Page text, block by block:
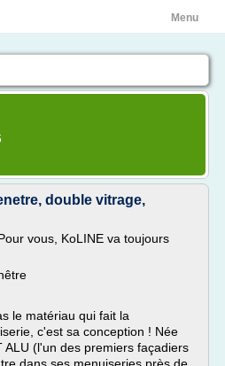
Menu
double vitrage,
vous, KoLINE va toujours
le matériau qui fait la
c'est sa conception ! Née
ALU (l'un des premiers façadiers